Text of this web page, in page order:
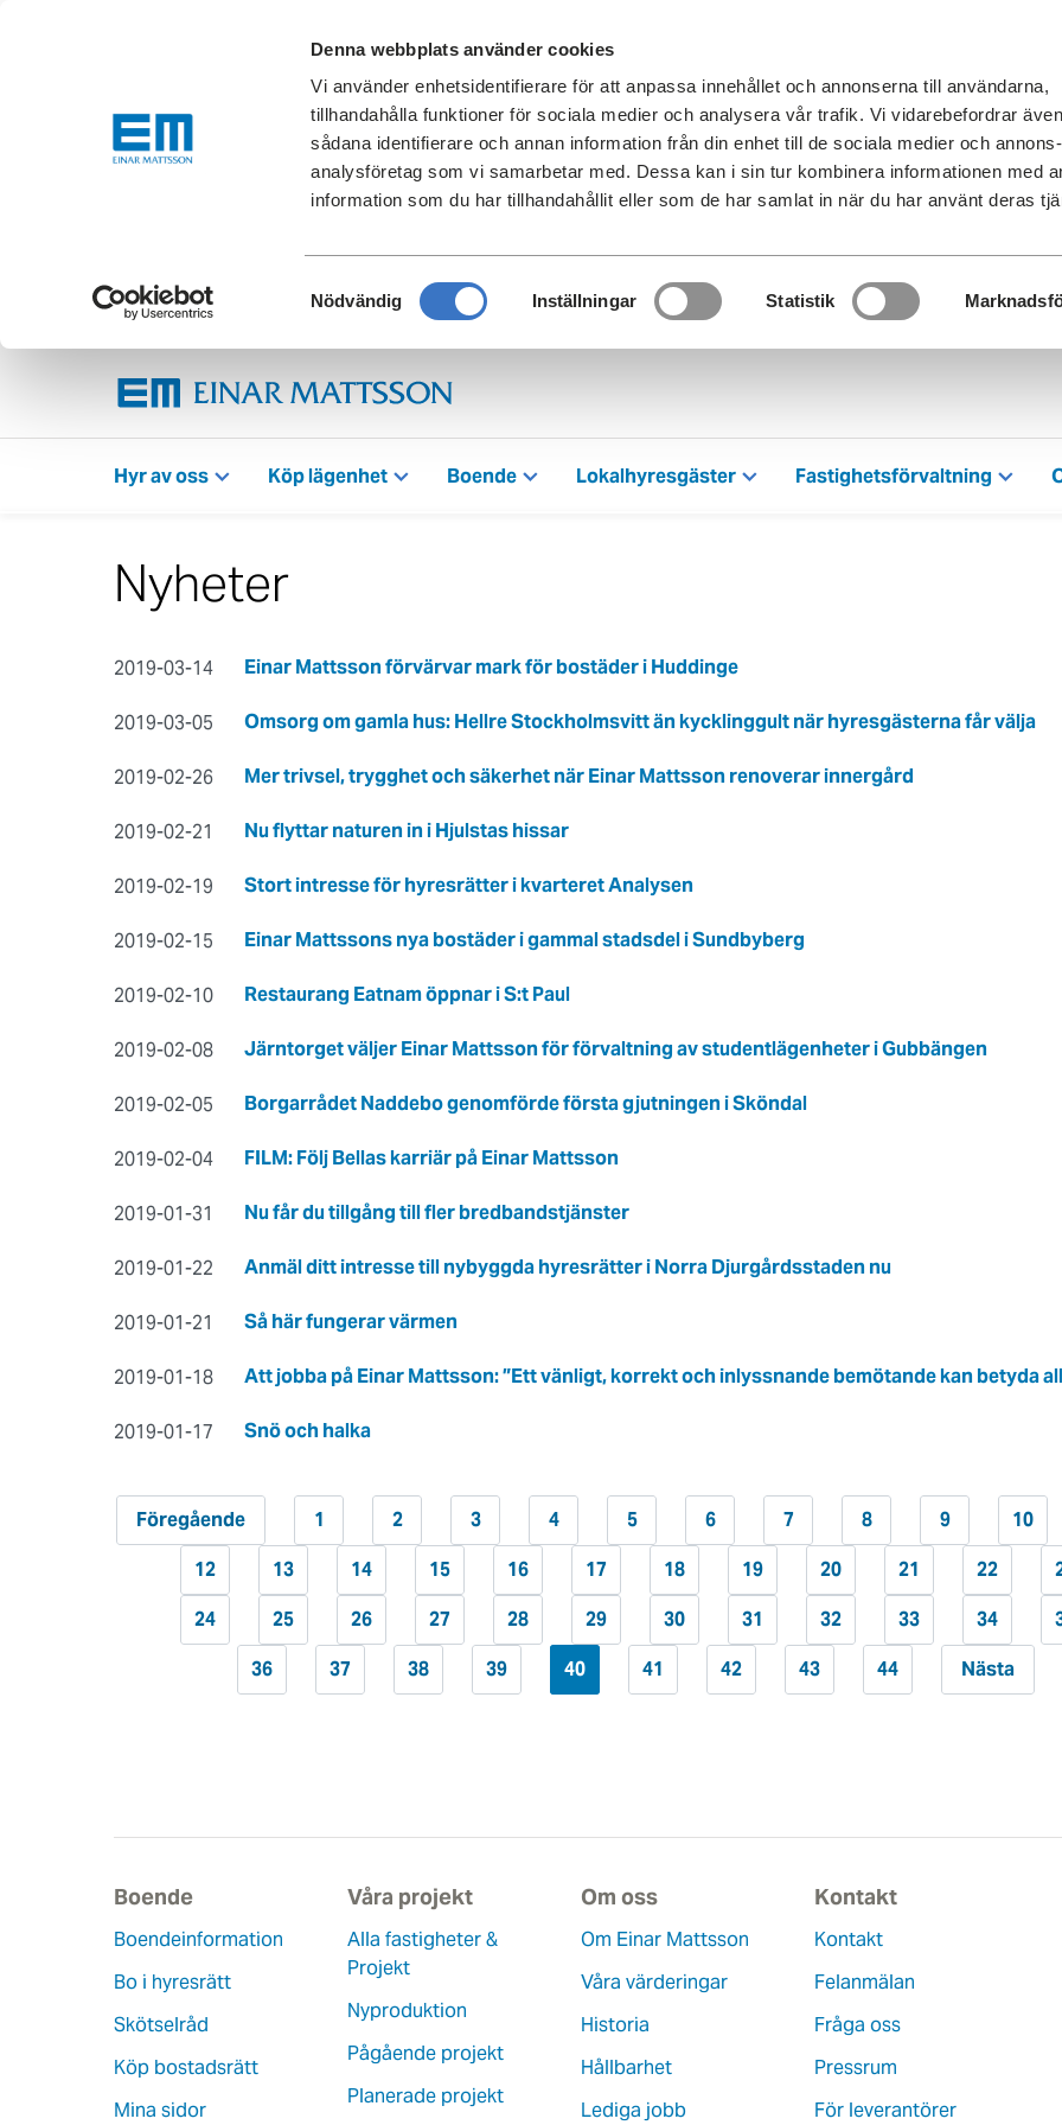
Denna webbplats använder cookies
Vi använder enhetsidentifierare för att anpassa innehållet och annonserna till användarna,
tillhandahålla funktioner för sociala medier och analysera vår trafik. Vi vidarebefordrar även
sådana identifierare och annan information från din enhet till de sociala medier och
analysföretag som vi samarbetar med. Dessa kan i sin tur kombinera informationen med
information som du har tillhandahållit eller som de har samlat in när du har använt deras
Samtyckesval
Nödvändig Inställningar Statistik
Hyr av oss Köp lägenhet Boende Lokalhyresgäster Fastighetsförvaltning
Nyheter
2019-03-14 Einar Mattsson förvärvar mark för bostäder i Huddinge
2019-03-05 Omsorg om gamla hus: Hellre Stockholmsvitt än kycklinggult när hyresgästerna får välja
2019-02-26 Mer trivsel, trygghet och säkerhet när Einar Mattsson renoverar innergård
2019-02-21 Nu flyttar naturen in i Hjulstas hissar
2019-02-19 Stort intresse för hyresrätter i kvarteret Analysen
2019-02-15 Einar Mattssons nya bostäder i gammal stadsdel i Sundbyberg
2019-02-10 Restaurang Eatnam öppnar i S:t Paul
2019-02-08 Järntorget väljer Einar Mattsson för förvaltning av studentlägenheter i Gubbängen
2019-02-05 Borgarrådet Naddebo genomförde första gjutningen i Sköndal
2019-02-04 FILM: ​Följ Bellas karriär på Einar Mattsson
2019-01-31 Nu får du tillgång till fler bredbandstjänster
2019-01-22 Anmäl ditt intresse till nybyggda hyresrätter i Norra Djurgårdsstaden nu
2019-01-21 Så här fungerar värmen
2019-01-18 Att jobba på Einar Mattsson: ”Ett vänligt, korrekt och inlyssnande bemötande kan betyda
2019-01-17 Snö och halka
Föregående 1 2 3 4 5 6 7 8 9 10
12
13 14 15 16 17 18 19 20 21 22
24
25 26 27 28 29 30 31 32 33 34
36
37 38 39 40 41 42 43 44 Nästa
Boende
Boendeinformation
Bo i hyresrätt
Skötselråd
Köp bostadsrätt
Mina sidor
Våra projekt
Alla fastigheter &
Projekt
Nyproduktion
Pågående projekt
Planerade projekt
Om oss
Om Einar Mattsson
Våra värderingar
Historia
Hållbarhet
Lediga jobb
Kontakt
Kontakt
Felanmälan
Fråga oss
Pressrum
För leverantörer